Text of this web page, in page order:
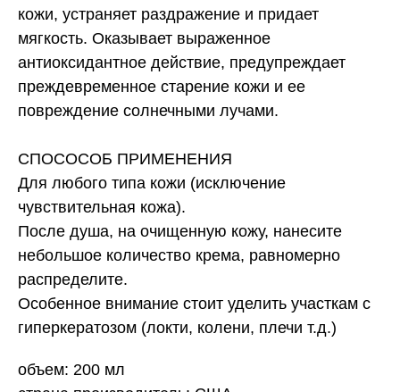
кожи, устраняет раздражение и придает
мягкость. Оказывает выраженное
антиоксидантное действие, предупреждает
преждевременное старение кожи и ее
повреждение солнечными лучами.
СПОСОСОБ ПРИМЕНЕНИЯ
Для любого типа кожи (исключение
чувствительная кожа).
После душа, на очищенную кожу, нанесите
небольшое количество крема, равномерно
распределите.
Особенное внимание стоит уделить участкам с
гиперкератозом (локти, колени, плечи т.д.)
объем: 200 мл